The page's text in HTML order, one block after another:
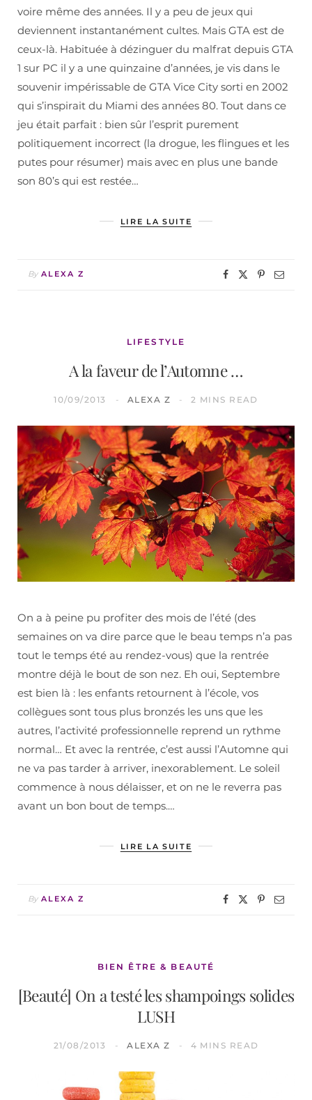
voire même des années. Il y a peu de jeux qui
deviennent instantanément cultes. Mais GTA est de
ceux-là. Habituée à dézinguer du malfrat depuis GTA
1 sur PC il y a une quinzaine d’années, je vis dans le
souvenir impérissable de GTA Vice City sorti en 2002
qui s’inspirait du Miami des années 80. Tout dans ce
jeu était parfait : bien sûr l’esprit purement
politiquement incorrect (la drogue, les flingues et les
putes pour résumer) mais avec en plus une bande
son 80’s qui est restée…
LIRE LA SUITE
By ALEXA Z
LIFESTYLE
A la faveur de l’Automne …
10/09/2013 ALEXA Z 2 MINS READ
On a à peine pu profiter des mois de l’été (des
semaines on va dire parce que le beau temps n’a pas
tout le temps été au rendez-vous) que la rentrée
montre déjà le bout de son nez. Eh oui, Septembre
est bien là : les enfants retournent à l’école, vos
collègues sont tous plus bronzés les uns que les
autres, l’activité professionnelle reprend un rythme
normal… Et avec la rentrée, c’est aussi l’Automne qui
ne va pas tarder à arriver, inexorablement. Le soleil
commence à nous délaisser, et on ne le reverra pas
avant un bon bout de temps.…
LIRE LA SUITE
By ALEXA Z
BIEN ÊTRE & BEAUTÉ
[Beauté] On a testé les shampoings solides
LUSH
21/08/2013 ALEXA Z 4 MINS READ